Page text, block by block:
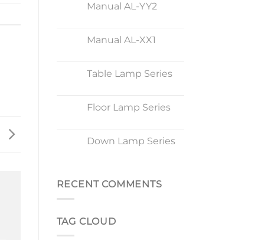
Manual AL-YY2
Manual AL-XX1
Table Lamp Series
Floor Lamp Series
Down Lamp Series
RECENT COMMENTS
TAG CLOUD